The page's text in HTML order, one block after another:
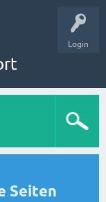
Login
Seiten